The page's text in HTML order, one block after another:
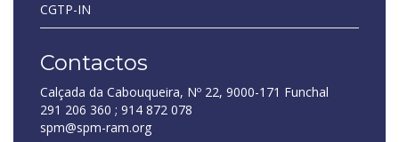
CGTP-IN
Contactos
Calçada da Cabouqueira, Nº 22, 9000-171 Funchal
291 206 360 ; 914 872 078
spm@spm-ram.org